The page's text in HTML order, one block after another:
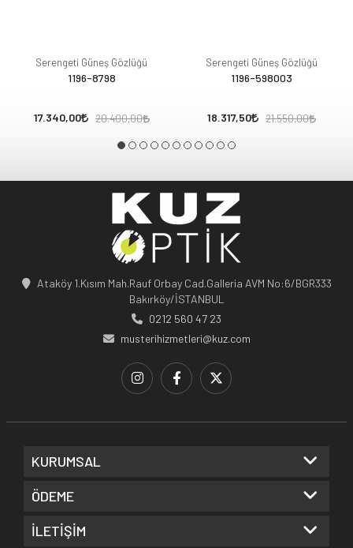
Serengeti Güneş Gözlüğü
1196-8798
17.340,00 20.400,00
Serengeti Güneş Gözlüğü
1196-598003
18.317,50 21.550,00
Ataköy 1.Kısım Mah.Rauf Orbay Cad.Galleria AVM No:6/BGR333
Bakırköy/İSTANBUL
0212 560 47 23
musterihizmetleri@kuz.com
KURUMSAL
ÖDEME
İLETİŞİM